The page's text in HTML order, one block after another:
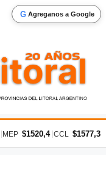
G Agreganos a Google
MEP $1520,4 CCL $1577,3